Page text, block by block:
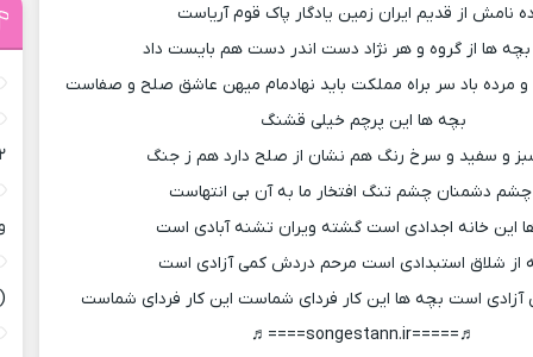
نامش از قدیم ایران زمین یادگار پاک قوم آریاست
ها از گروه و هر نژاد دست اندر دست هم بایست داد
و مرده باد سر براه مملکت باید نهادمام میهن عاشق صلح و صفاست
بچه ها این پرچم خیلی قشنگ
و سفید و سرخ رنگ هم نشان از صلح دارد هم ز جنگ
چشم دشمنان چشم تنگ افتخار ما به آن بی انتهاست
این خانه اجدادی است گشته ویران تشنه آبادی است
از شلاق استبدادی است مرحم دردش کمی آزادی است
است بچه ها این کار فردای شماست این کار فردای شماست
♬=====songestann.ir====♬
۲